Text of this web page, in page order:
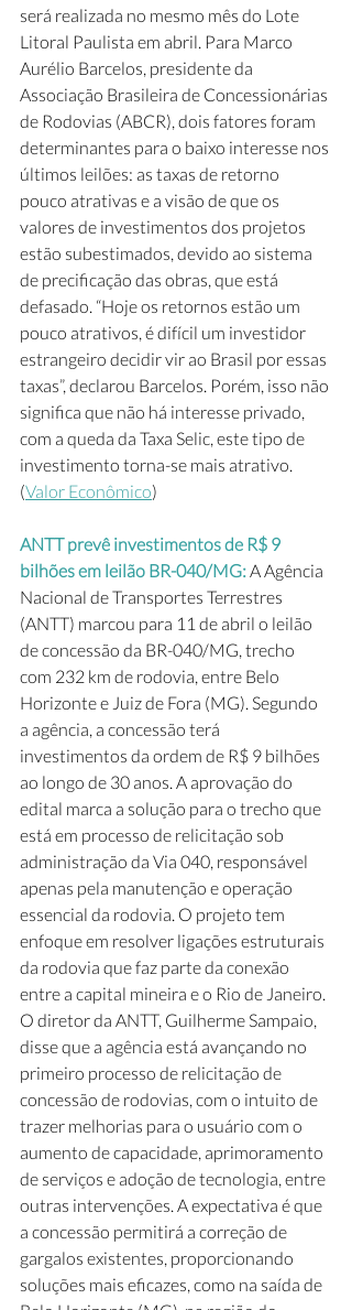
será realizada no mesmo mês do Lote
Litoral Paulista em abril. Para Marco
Aurélio Barcelos, presidente da
Associação Brasileira de Concessionárias
de Rodovias (ABCR), dois fatores foram
determinantes para o baixo interesse nos
últimos leilões: as taxas de retorno
pouco atrativas e a visão de que os
valores de investimentos dos projetos
estão subestimados, devido ao sistema
de precificação das obras, que está
defasado. “Hoje os retornos estão um
pouco atrativos, é difícil um investidor
estrangeiro decidir vir ao Brasil por essas
taxas”, declarou Barcelos. Porém, isso não
significa que não há interesse privado,
com a queda da Taxa Selic, este tipo de
investimento torna-se mais atrativo.
(Valor Econômico)
ANTT prevê investimentos de R$ 9
bilhões em leilão BR-040/MG: A Agência
Nacional de Transportes Terrestres
(ANTT) marcou para 11 de abril o leilão
de concessão da BR-040/MG, trecho
com 232 km de rodovia, entre Belo
Horizonte e Juiz de Fora (MG). Segundo
a agência, a concessão terá
investimentos da ordem de R$ 9 bilhões
ao longo de 30 anos. A aprovação do
edital marca a solução para o trecho que
está em processo de relicitação sob
administração da Via 040, responsável
apenas pela manutenção e operação
essencial da rodovia. O projeto tem
enfoque em resolver ligações estruturais
da rodovia que faz parte da conexão
entre a capital mineira e o Rio de Janeiro.
O diretor da ANTT, Guilherme Sampaio,
disse que a agência está avançando no
primeiro processo de relicitação de
concessão de rodovias, com o intuito de
trazer melhorias para o usuário com o
aumento de capacidade, aprimoramento
de serviços e adoção de tecnologia, entre
outras intervenções. A expectativa é que
a concessão permitirá a correção de
gargalos existentes, proporcionando
soluções mais eficazes, como na saída de